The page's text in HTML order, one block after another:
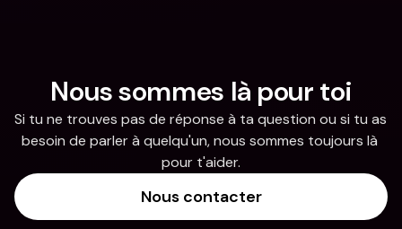
Nous sommes là pour toi
Si tu ne trouves pas de réponse à ta question ou si tu as
besoin de parler à quelqu'un, nous sommes toujours là
pour t'aider.
Nous contacter